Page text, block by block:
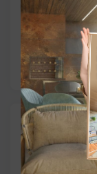
Previsão
30/03/
Rua
Curitiba/PR
-